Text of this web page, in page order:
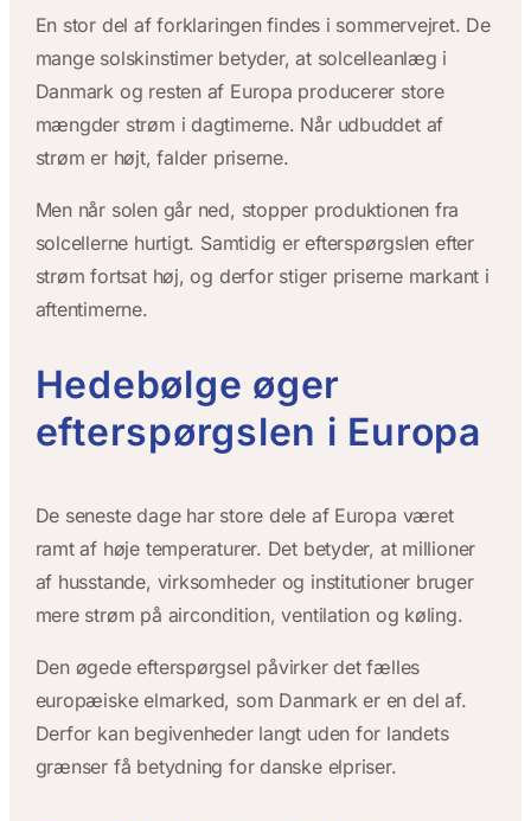
En stor del af forklaringen findes i sommervejret. De
mange solskinstimer betyder, at solcelleanlæg i
Danmark og resten af Europa producerer store
mængder strøm i dagtimerne. Når udbuddet af
strøm er højt, falder priserne.
Men når solen går ned, stopper produktionen fra
solcellerne hurtigt. Samtidig er efterspørgslen efter
strøm fortsat høj, og derfor stiger priserne markant i
aftentimerne.
Hedebølge øger
efterspørgslen i Europa
De seneste dage har store dele af Europa været
ramt af høje temperaturer. Det betyder, at millioner
af husstande, virksomheder og institutioner bruger
mere strøm på aircondition, ventilation og køling.
Den øgede efterspørgsel påvirker det fælles
europæiske elmarked, som Danmark er en del af.
Derfor kan begivenheder langt uden for landets
grænser få betydning for danske elpriser.